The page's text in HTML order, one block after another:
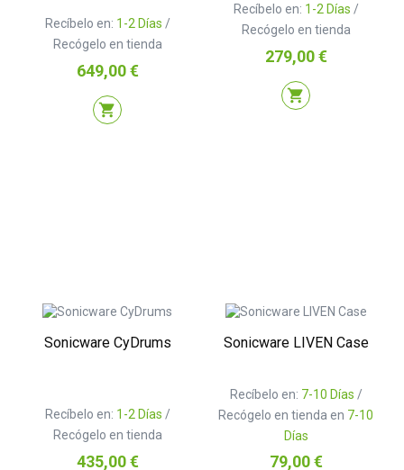
Recíbelo en: 1-2 Días /
Recógelo en tienda
Precio
649,00 €
shopping_cart
Recíbelo en: 1-2 Días /
Recógelo en tienda
Precio
279,00 €
shopping_cart
Sonicware CyDrums
Recíbelo en: 1-2 Días /
Recógelo en tienda
Precio
435,00 €
Sonicware LIVEN Case
Recíbelo en: 7-10 Días /
Recógelo en tienda en 7-10
Días
Precio
79,00 €